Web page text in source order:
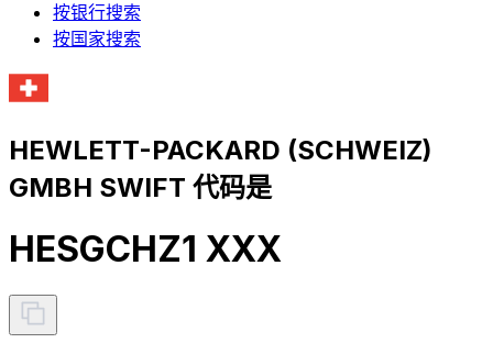
按银行搜索
按国家搜索
HEWLETT-PACKARD (SCHWEIZ)
GMBH SWIFT 代码是
HESGCHZ1 XXX